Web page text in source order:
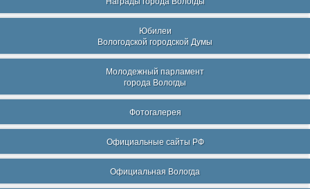
Юбилеи
Вологодской городской Думы
Молодежный парламент
города Вологды
Фотогалерея
Официальные сайты РФ
Официальная Вологда